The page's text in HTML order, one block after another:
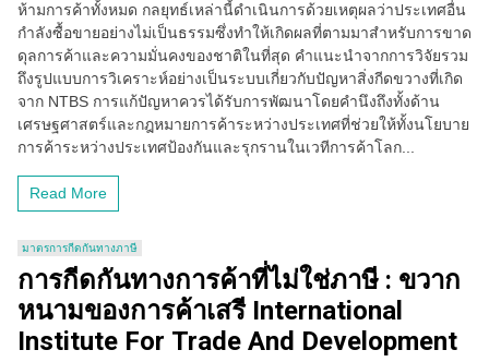
ห้ามการค้าทั้งหมด กลยุทธ์เหล่านี้ดำเนินการด้วยเหตุผลว่าประเทศอื่น
กำลังซื้อขายอย่างไม่เป็นธรรมซึ่งทำให้เกิดผลที่ตามมาสำหรับการขาด
ดุลการค้าและความมั่นคงของชาติในที่สุด คำแนะนำจากการวิจัยรวม
ถึงรูปแบบการวิเคราะห์อย่างเป็นระบบเกี่ยวกับปัญหาสิ่งกีดขวางที่เกิด
จาก NTBS การแก้ปัญหาควรได้รับการพัฒนาโดยคำนึงถึงทั้งด้าน
เศรษฐศาสตร์และกฎหมายการค้าระหว่างประเทศที่ช่วยให้ทั้งนโยบาย
การค้าระหว่างประเทศป้องกันและรุกรานในเวทีการค้าโลก...
Read More
มาตรการกีดกันทางภาษี
การกีดกันทางการค้าที่ไม่ใช่ภาษี : ขวาก
หนามของการค้าเสรี International
Institute For Trade And Development